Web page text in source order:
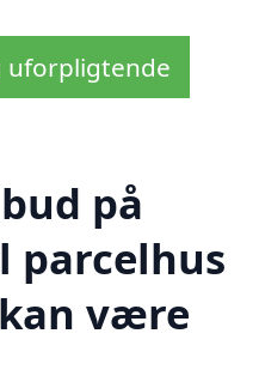
uforpligtende
på
være